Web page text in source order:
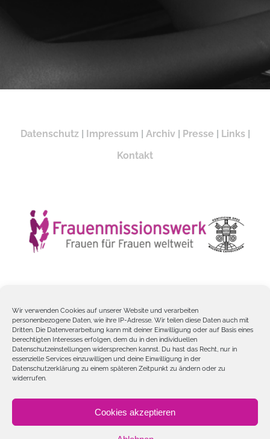
Wir verwenden Cookies auf unserer Website und verarbeiten
personenbezogene Daten, wie ihre IP-Adresse. Wir teilen diese Daten auch mit
Dritten. Die Datenverarbeitung kann mit deiner Einwilligung oder auf Basis eines
berechtigten Interesses erfolgen, dem du in den individuellen
Datenschutzeinstellungen widersprechen kannst. Du hast das Recht, nur in
essenzielle Services einzuwilligen und deine Einwilligung in der
Datenschutzerklärung zu einem späteren Zeitpunkt zu ändern oder zu
widerrufen.
Cookies akzeptieren
Datenschutz| Impressum Archiv| Presse Links|
Kontakt
Frauenmissionswerk – Päpstliche Missionswerk der Frauen ©
Copyright 2012 - 2026